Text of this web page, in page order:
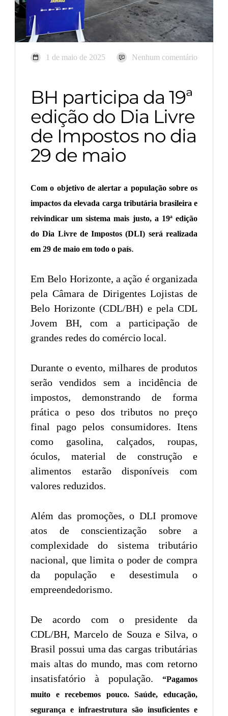
1 de maio de 2025 Nenhum comentário
BH participa da 19ª
edição do Dia Livre
de Impostos no dia
29 de maio
Com o objetivo de alertar a população sobre os
impactos da elevada carga tributária brasileira e
reivindicar um sistema mais justo, a 19ª edição
do Dia Livre de Impostos (DLI) será realizada
em 29 de maio em todo o país.
Em Belo Horizonte, a ação é organizada
pela Câmara de Dirigentes Lojistas de
Belo Horizonte (CDL/BH) e pela CDL
Jovem BH, com a participação de
grandes redes do comércio local.
Durante o evento, milhares de produtos
serão vendidos sem a incidência de
impostos, demonstrando de forma
prática o peso dos tributos no preço
final pago pelos consumidores. Itens
como gasolina, calçados, roupas,
óculos, material de construção e
alimentos estarão disponíveis com
valores reduzidos.
Além das promoções, o DLI promove
atos de conscientização sobre a
complexidade do sistema tributário
nacional, que limita o poder de compra
da população e desestimula o
empreendedorismo.
De acordo com o presidente da
CDL/BH, Marcelo de Souza e Silva, o
Brasil possui uma das cargas tributárias
mais altas do mundo, mas com retorno
insatisfatório à população.
“Pagamos
muito e recebemos pouco. Saúde, educação,
segurança e infraestrutura são insuficientes e